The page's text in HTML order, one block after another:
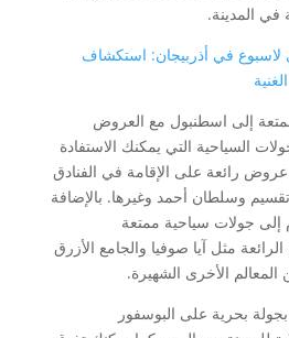
في المدينة.
في أذربيجان: استكشاف
إلى اسطنبول مع العروض
السياحية التي يمكنك الاستفادة
رائعة على الإقامة في الفنادق
وسلطان أحمد وغيرها. بالإضافة
إلى جولات سياحية ممتعة
مثل آيا صوفيا والجامع الأزرق
الأخرى الشهيرة.
بحرية على البوسفور